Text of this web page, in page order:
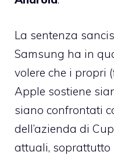
La sentenza
Samsung ha in
volere che i propri
Apple sostiene
siano confrontati
dell’azienda di
attuali,